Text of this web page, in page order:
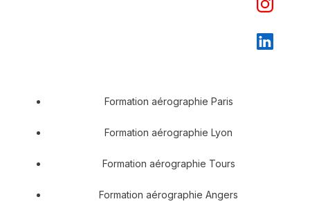
Formation aérographie Paris
Formation aérographie Lyon
Formation aérographie Tours
Formation aérographie Angers